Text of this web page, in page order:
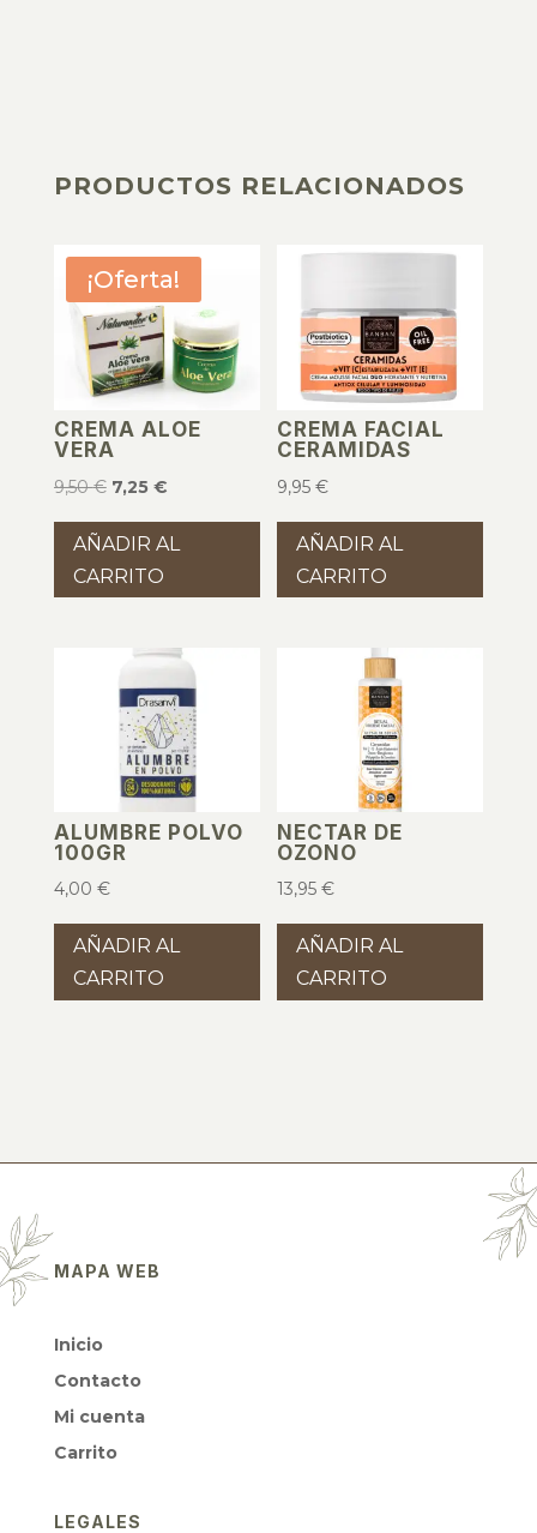
PRODUCTOS RELACIONADOS
¡Oferta!
CREMA ALOE
VERA
9,50€ El
precio
original
era:
7,25 €El
precio
actual
AÑADIR AL
CARRITO
CREMA FACIAL
CERAMIDAS
9,95€
AÑADIR AL
CARRITO
ALUMBRE POLVO
100GR
4,00 €
AÑADIR AL
CARRITO
NECTAR DE
OZONO
13,95€
AÑADIR AL
CARRITO
MAPA WEB
Inicio
Contacto
Mi cuenta
Carrito
LEGALES